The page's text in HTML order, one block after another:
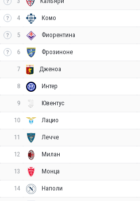
4 Комо
5 Фиорентина
6 Фрозиноне
7 Дженоа
8 Интер
9 Ювентус
10 Лацио
11 Лечче
12 Милан
13 Монца
14 Наполи